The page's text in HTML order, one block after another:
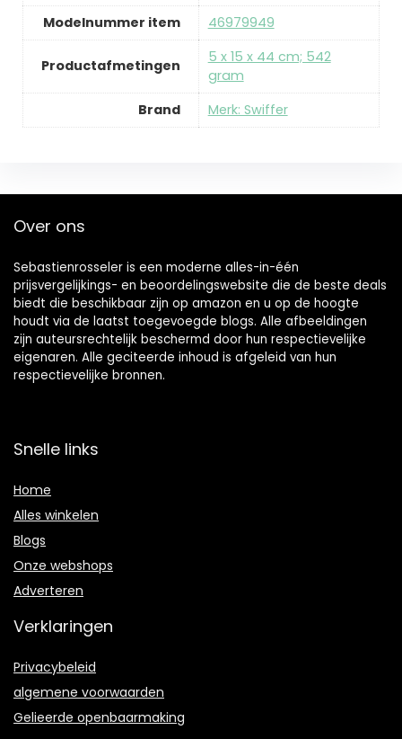
Modelnummer item
‎46979949
Productafmetingen
‎5 x 15 x 44 cm; 542
gram
Brand
Merk: Swiffer
Over ons
Sebastienrosseler is een moderne alles-in-één
prijsvergelijkings- en beoordelingswebsite die de beste deals
biedt die beschikbaar zijn op amazon en u op de hoogte
houdt via de laatst toegevoegde blogs. Alle afbeeldingen
zijn auteursrechtelijk beschermd door hun respectievelijke
eigenaren. Alle geciteerde inhoud is afgeleid van hun
respectievelijke bronnen.
Snelle links
Home
Alles winkelen
Blogs
Onze webshops
Adverteren
Verklaringen
Privacybeleid
algemene voorwaarden
Gelieerde openbaarmaking